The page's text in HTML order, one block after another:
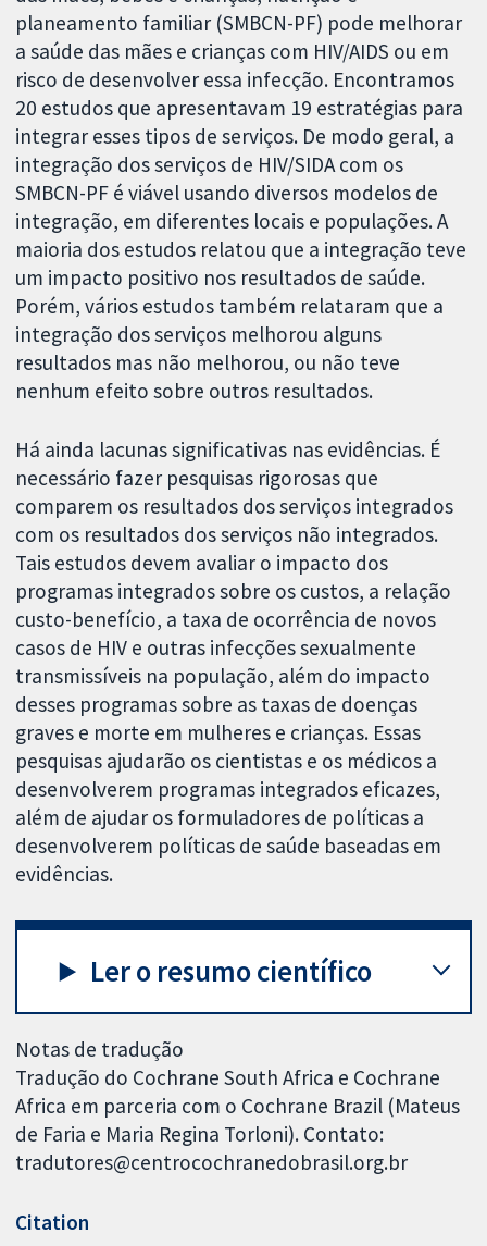
planeamento familiar (SMBCN-PF) pode melhorar
a saúde das mães e crianças com HIV/AIDS ou em
risco de desenvolver essa infecção. Encontramos
20 estudos que apresentavam 19 estratégias para
integrar esses tipos de serviços. De modo geral, a
integração dos serviços de HIV/SIDA com os
SMBCN-PF é viável usando diversos modelos de
integração, em diferentes locais e populações. A
maioria dos estudos relatou que a integração teve
um impacto positivo nos resultados de saúde.
Porém, vários estudos também relataram que a
integração dos serviços melhorou alguns
resultados mas não melhorou, ou não teve
nenhum efeito sobre outros resultados.
Há ainda lacunas significativas nas evidências. É
necessário fazer pesquisas rigorosas que
comparem os resultados dos serviços integrados
com os resultados dos serviços não integrados.
Tais estudos devem avaliar o impacto dos
programas integrados sobre os custos, a relação
custo-benefício, a taxa de ocorrência de novos
casos de HIV e outras infecções sexualmente
transmissíveis na população, além do impacto
desses programas sobre as taxas de doenças
graves e morte em mulheres e crianças. Essas
pesquisas ajudarão os cientistas e os médicos a
desenvolverem programas integrados eficazes,
além de ajudar os formuladores de políticas a
desenvolverem políticas de saúde baseadas em
evidências.
Ler o resumo científico
Notas de tradução
Tradução do Cochrane South Africa e Cochrane
Africa em parceria com o Cochrane Brazil (Mateus
de Faria e Maria Regina Torloni). Contato:
tradutores@centrocochranedobrasil.org.br
Citation